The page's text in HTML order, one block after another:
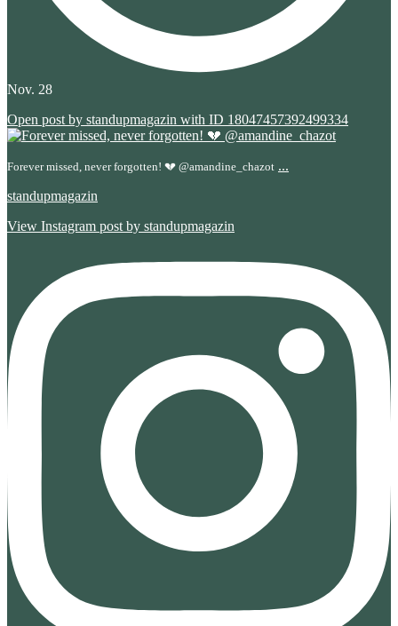
Nov. 28
Open post by standupmagazin with ID 18047457392499334
Forever missed, never forgotten! 💔 @amandine_chazot ...
standupmagazin
View Instagram post by standupmagazin